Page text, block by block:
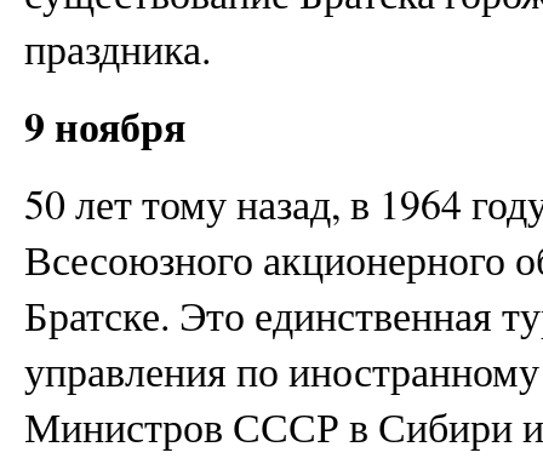
праздника.
9 ноября
50 лет тому назад, в 1964
Всесоюзного акционерного
Братске. Это единственная
управления по
Министров СССР в Сибири